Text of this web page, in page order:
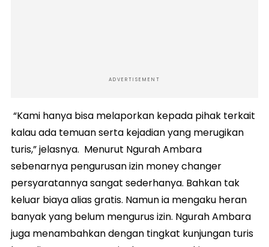
ADVERTISEMENT
“Kami hanya bisa melaporkan kepada pihak terkait
kalau ada temuan serta kejadian yang merugikan
turis,” jelasnya. Menurut Ngurah Ambara
sebenarnya pengurusan izin money changer
persyaratannya sangat sederhanya. Bahkan tak
keluar biaya alias gratis. Namun ia mengaku heran
banyak yang belum mengurus izin. Ngurah Ambara
juga menambahkan dengan tingkat kunjungan turis